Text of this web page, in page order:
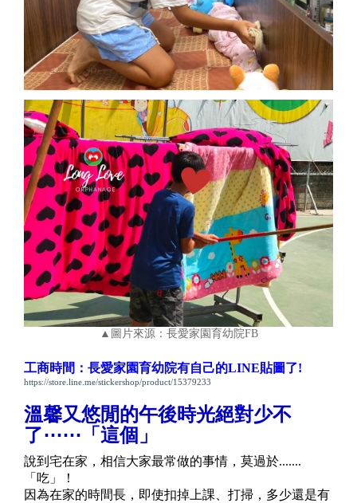
▲圖片來源：長愛家園育幼院FB
工商時間：長愛家園育幼院有自己的LINE貼圖了!
https://store.line.me/stickershop/product/15379233
溫馨又悠閒的午後時光絕對少不
了⋯⋯「這個」
說到宅在家，相信大家最常做的事情，莫過於.......
「吃」！
因為在家的時間長，即使扣掉上課、打掃，多少還是有